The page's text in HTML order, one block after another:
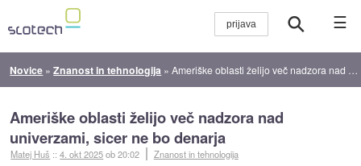
☰
Novice »Znanost in tehnologija »Ameriške oblasti želijo več nadzora nad univerzami, sicer ne bo denarja
Ameriške oblasti želijo več nadzora nad
univerzami, sicer ne bo denarja
Matej Huš ::4. okt 2025ob 20:02 Znanost in tehnologija